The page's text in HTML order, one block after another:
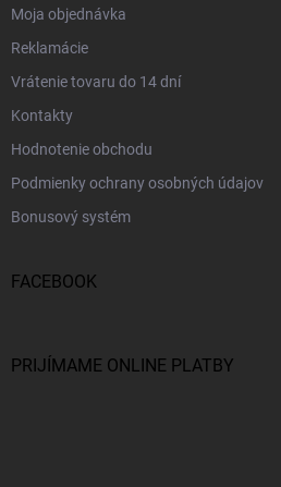
Moja objednávka
Reklamácie
Vrátenie tovaru do 14 dní
Kontakty
Hodnotenie obchodu
Podmienky ochrany osobných údajov
Bonusový systém
FACEBOOK
PRIJÍMAME ONLINE PLATBY